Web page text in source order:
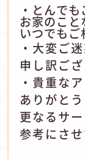
・とんで
お家のこと
いつでもご
・大変ご
申し訳ご
・貴重な
ありがとう
更なるサ
参考にさせ